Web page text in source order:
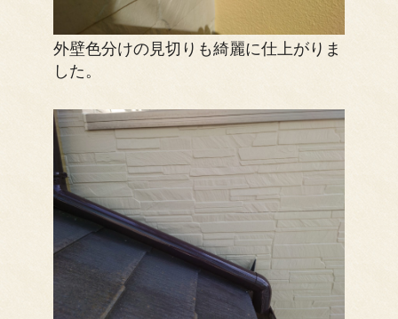
外壁色分けの見切りも綺麗に仕上がりま
した。